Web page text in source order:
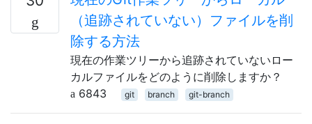
（追跡されていない）ファイルを削
除する方法
現在の作業ツリーから追跡されていないロー
カルファイルをどのように削除しますか？
6843
git branch git-branch